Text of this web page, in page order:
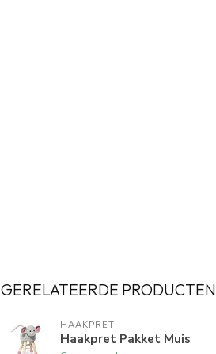
GERELATEERDE PRODUCTEN
HAAKPRET
Haakpret Pakket Muis